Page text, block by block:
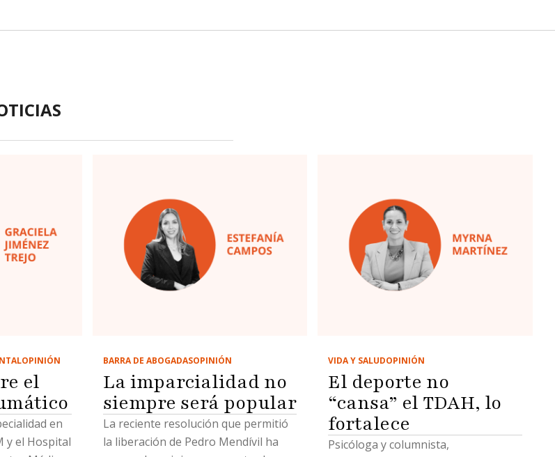
OPINIÓN
el
en
y el Hospital
BARRA DE ABOGADASOPINIÓN
La imparcialidad no
siempre será popular
La reciente resolución que permitió
la liberación de Pedro Mendívil ha
VIDA Y SALUDOPINIÓN
El deporte no
“cansa” el TDAH, lo
fortalece
Psicóloga y columnista,